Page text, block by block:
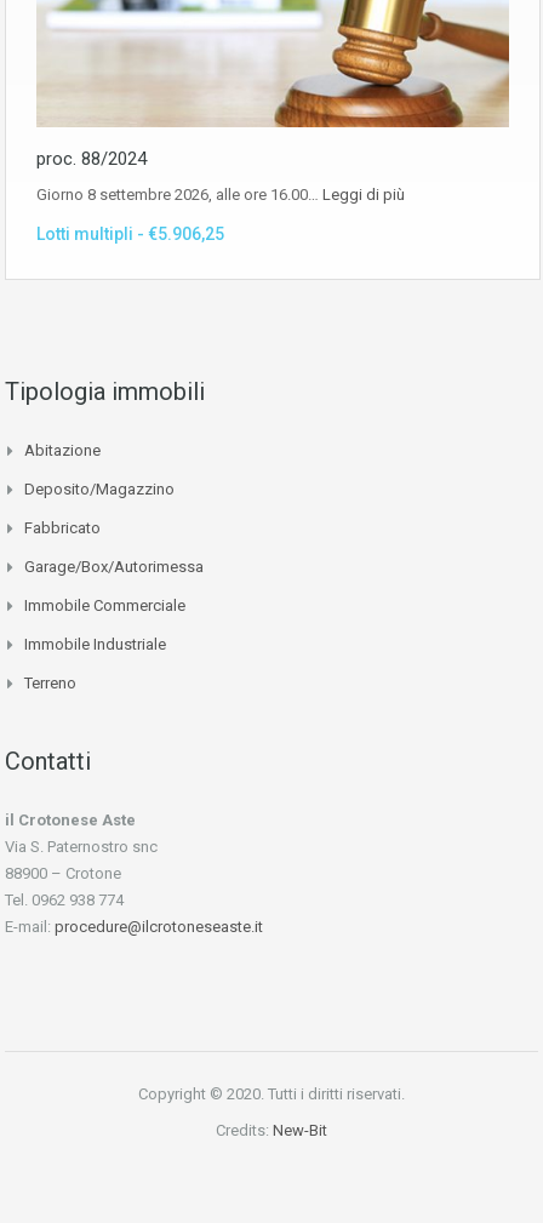
proc. 88/2024
Giorno 8 settembre 2026, alle ore 16.00… Leggi di più
Lotti multipli - €5.906,25
Tipologia immobili
Abitazione
Deposito/Magazzino
Fabbricato
Garage/Box/Autorimessa
Immobile Commerciale
Immobile Industriale
Terreno
Contatti
il Crotonese Aste
Via S. Paternostro snc
88900 – Crotone
Tel. 0962 938 774
E-mail: procedure@ilcrotoneseaste.it
Copyright © 2020. Tutti i diritti riservati.
Credits: New-Bit